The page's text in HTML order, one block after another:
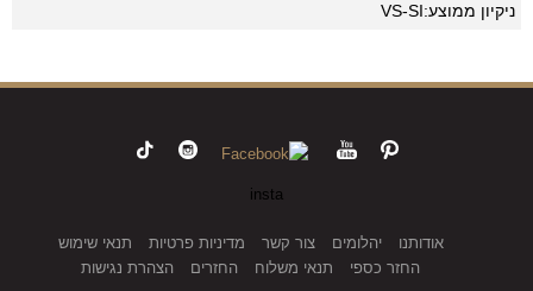
ניקיון ממוצע:VS-SI
insta
אודותנו יהלומים צור קשר מדיניות פרטיות
תנאי שימוש
החזר כספי
תנאי משלוח החזרים הצהרת נגישות